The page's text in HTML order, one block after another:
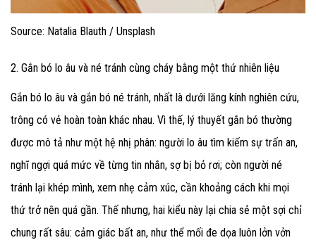
Source: Natalia Blauth / Unsplash
2. Gắn bó lo âu và né tránh cùng cháy bằng một thứ nhiên liệu
Gắn bó lo âu và gắn bó né tránh, nhất là dưới lăng kính nghiên cứu,
trông có vẻ hoàn toàn khác nhau. Vì thế, lý thuyết gắn bó thường
được mô tả như một hệ nhị phân: người lo âu tìm kiếm sự trấn an,
nghĩ ngợi quá mức về từng tin nhắn, sợ bị bỏ rơi; còn người né
tránh lại khép mình, xem nhẹ cảm xúc, cần khoảng cách khi mọi
thứ trở nên quá gần. Thế nhưng, hai kiểu này lại chia sẻ một sợi chỉ
chung rất sâu: cảm giác bất an, như thể mối đe dọa luôn lởn vởn